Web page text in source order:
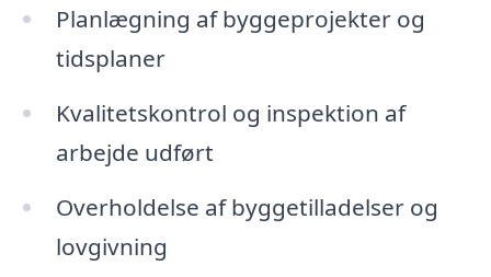
Planlægning af byggeprojekter og
tidsplaner
Kvalitetskontrol og inspektion af
arbejde udført
Overholdelse af byggetilladelser og
lovgivning